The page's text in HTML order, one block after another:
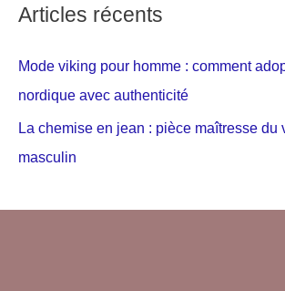
Articles récents
Mode viking pour homme : comment
nordique avec authenticité
La chemise en jean : pièce maîtresse du
masculin